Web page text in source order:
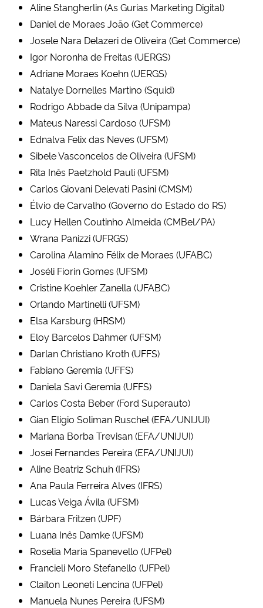
Aline Stangherlin (As Gurias Marketing Digital)
Daniel de Moraes João (Get Commerce)
Josele Nara Delazeri de Oliveira (Get Commerce)
Igor Noronha de Freitas (UERGS)
Adriane Moraes Koehn (UERGS)
Natalye Dornelles Martino (Squid)
Rodrigo Abbade da Silva (Unipampa)
Mateus Naressi Cardoso (UFSM)
Ednalva Felix das Neves (UFSM)
Sibele Vasconcelos de Oliveira (UFSM)
Rita Inês Paetzhold Pauli (UFSM)
Carlos Giovani Delevati Pasini (CMSM)
Élvio de Carvalho (Governo do Estado do RS)
Lucy Hellen Coutinho Almeida (CMBel/PA)
Wrana Panizzi (UFRGS)
Carolina Alamino Félix de Moraes (UFABC)
Joséli Fiorin Gomes (UFSM)
Cristine Koehler Zanella (UFABC)
Orlando Martinelli (UFSM)
Elsa Karsburg (HRSM)
Eloy Barcelos Dahmer (UFSM)
Darlan Christiano Kroth (UFFS)
Fabiano Geremia (UFFS)
Daniela Savi Geremia (UFFS)
Carlos Costa Beber (Ford Superauto)
Gian Eligio Soliman Ruschel (EFA/UNIJUI)
Mariana Borba Trevisan (EFA/UNIJUI)
Josei Fernandes Pereira (EFA/UNIJUI)
Aline Beatriz Schuh (IFRS)
Ana Paula Ferreira Alves (IFRS)
Lucas Veiga Ávila (UFSM)
Bárbara Fritzen (UPF)
Luana Inês Damke (UFSM)
Roselia Maria Spanevello (UFPel)
Francieli Moro Stefanello (UFPel)
Claiton Leoneti Lencina (UFPel)
Manuela Nunes Pereira (UFSM)